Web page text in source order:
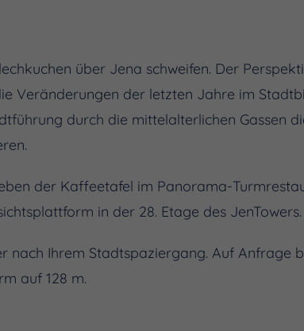
über Jena schweifen. Der
Veränderungen der letzten Jahre im
durch die mittelalterlichen Gassen
der Kaffeetafel im Panorama-
in der 28. Etage des JenTowers.
nach Ihrem Stadtspaziergang. Auf Anfrage
auf 128 m.